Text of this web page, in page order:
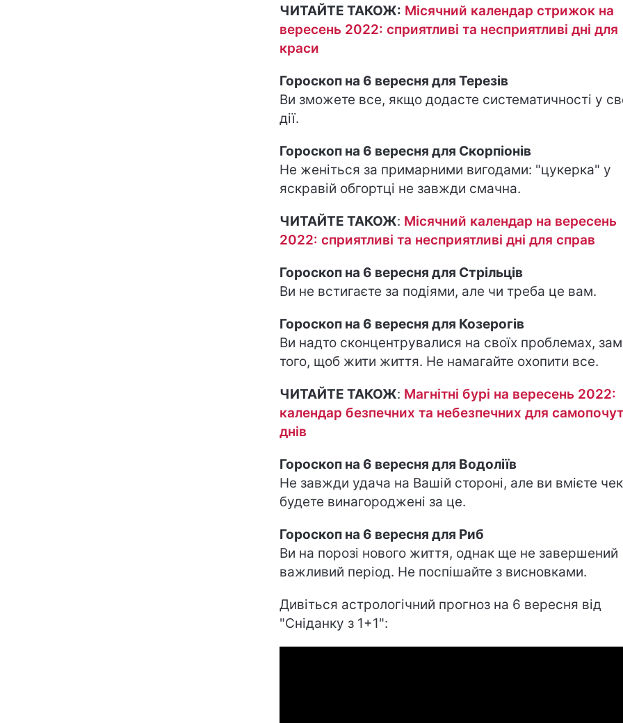
ЧИТАЙТЕ ТАКОЖ: Місячний календар стрижок на
вересень 2022: сприятливі та несприятливі дні для
краси
Гороскоп на 6 вересня для Терезів
Ви зможете все, якщо додасте систематичності у
дії.
Гороскоп на 6 вересня для Скорпіонів
Не женіться за примарними вигодами: "цукерка" у
яскравій обгортці не завжди смачна.
ЧИТАЙТЕ ТАКОЖ: Місячний календар на вересень
2022: сприятливі та несприятливі дні для справ
Гороскоп на 6 вересня для Стрільців
Ви не встигаєте за подіями, але чи треба це вам.
Гороскоп на 6 вересня для Козерогів
Ви надто сконцентрувалися на своїх проблемах,
того, щоб жити життя. Не намагайте охопити все.
ЧИТАЙТЕ ТАКОЖ: Магнітні бурі на вересень 2022:
календар безпечних та небезпечних для
днів
Гороскоп на 6 вересня для Водоліїв
Не завжди удача на Вашій стороні, але ви вмієте
будете винагороджені за це.
Гороскоп на 6 вересня для Риб
Ви на порозі нового життя, однак ще не завершений
важливий період. Не поспішайте з висновками.
Дивіться астрологічний прогноз на 6 вересня від
"Сніданку з 1+1":